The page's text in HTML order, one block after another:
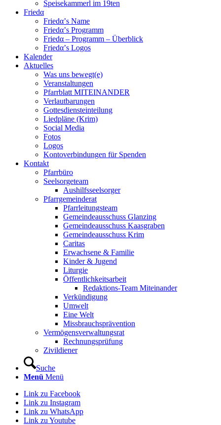
Speisekammerl im 19ten
Friedα
Friedα’s Name
Friedα’s Programm
Friedα – Programm – Überblick
Friedα’s Logos
Kalender
Aktuelles
Was uns bewegt(e)
Veranstaltungen
Pfarrblatt MITEINANDER
Verlautbarungen
Gottesdiensteinteilung
Liedpläne (Krim)
Social Media
Fotos
Logos
Kontoverbindungen für Spenden
Kontakt
Pfarrbüro
Seelsorgeteam
Aushilfsseelsorger
Pfarrgemeinderat
Pfarrleitungsteam
Gemeindeausschuss Glanzing
Gemeindeausschuss Kaasgraben
Gemeindeausschuss Krim
Caritas
Erwachsene & Familie
Kinder & Jugend
Liturgie
Öffentlichkeitsarbeit
Redaktions-Team Miteinander
Verkündigung
Umwelt
Eine Welt
Missbrauchsprävention
Vermögensverwaltungsrat
Rechnungsprüfung
Zivildiener
Suche
Menü Menü
Link zu Facebook
Link zu Instagram
Link zu WhatsApp
Link zu Youtube